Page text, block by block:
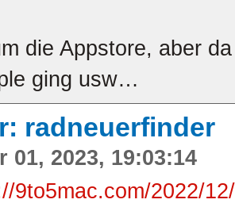
die Appstore, aber
ging usw…
radneuerfinder
01, 2023, 19:03:14
9to5mac.com/2022/